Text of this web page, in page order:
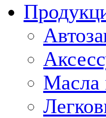
Масла